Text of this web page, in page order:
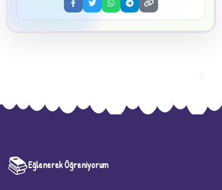
📚Eğlenerek Öğreniyorum